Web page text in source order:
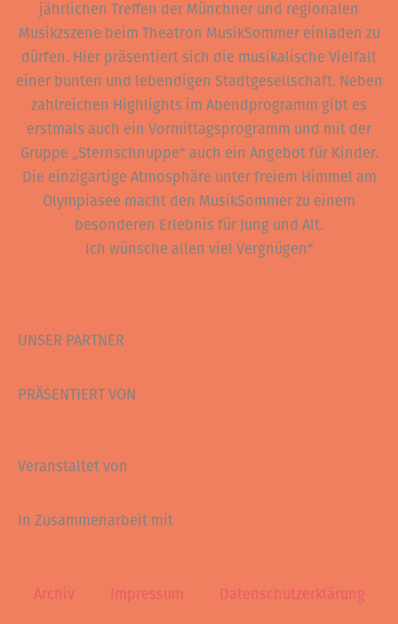
jährlichen Treffen der Münchner und regionalen
Musikzszene beim Theatron MusikSommer einladen zu
dürfen. Hier präsentiert sich die musikalische Vielfalt
einer bunten und lebendigen Stadtgesellschaft. Neben
zahlreichen Highlights im Abendprogramm gibt es
erstmals auch ein Vormittagsprogramm und mit der
Gruppe „Sternschnuppe“ auch ein Angebot für Kinder.
Die einzigartige Atmosphäre unter freiem Himmel am
Olympiasee macht den MusikSommer zu einem
besonderen Erlebnis für Jung und Alt.
Ich wünsche allen viel Vergnügen“
UNSER PARTNER
PRÄSENTIERT VON
Veranstaltet von
In Zusammenarbeit mit
Archiv Impressum Datenschutzerklärung